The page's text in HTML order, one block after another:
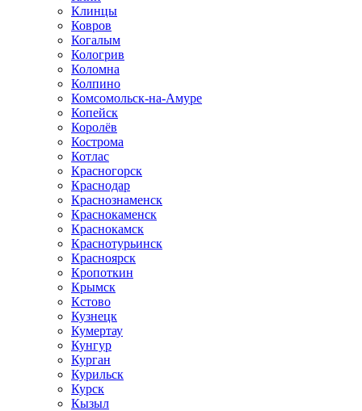
Клинцы
Ковров
Когалым
Кологрив
Коломна
Колпино
Комсомольск-на-Амуре
Копейск
Королёв
Кострома
Котлас
Красногорск
Краснодар
Краснознаменск
Краснокаменск
Краснокамск
Краснотурьинск
Красноярск
Кропоткин
Крымск
Кстово
Кузнецк
Кумертау
Кунгур
Курган
Курильск
Курск
Кызыл